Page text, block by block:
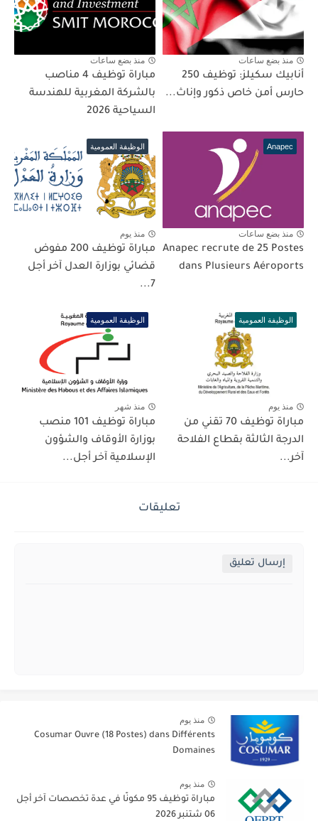
منذ بضع ساعات
أنابيك سكيلز: توظيف 250
حارس أمن خاص ذكور وإناث...
منذ بضع ساعات
مباراة توظيف 4 مناصب
بالشركة المغربية للهندسة
السياحية 2026
Anapec
منذ بضع ساعات
Anapec recrute de 25 Postes
dans Plusieurs Aéroports
الوظيفة العمومية
منذ يوم
مباراة توظيف 200 مفوض
قضائي بوزارة العدل آخر أجل
7...
الوظيفة العمومية
منذ يوم
مباراة توظيف 70 تقني من
الدرجة الثالثة بقطاع الفلاحة
آخر...
الوظيفة العمومية
منذ شهر
مباراة توظيف 101 منصب
بوزارة الأوقاف والشؤون
الإسلامية آخر أجل...
تعليقات
إرسال تعليق
منذ يوم
Cosumar Ouvre (18 Postes) dans Différents
Domaines
منذ يوم
مباراة توظيف 95 مكونًا في عدة تخصصات آخر أجل
06 شتنبر 2026